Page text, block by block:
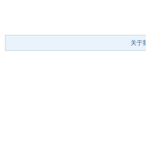
关于